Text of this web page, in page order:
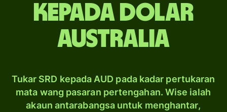
kepada dolar
Australia
Tukar SRD kepada AUD pada kadar pertukaran
mata wang pasaran pertengahan. Wise ialah
akaun antarabangsa untuk menghantar,